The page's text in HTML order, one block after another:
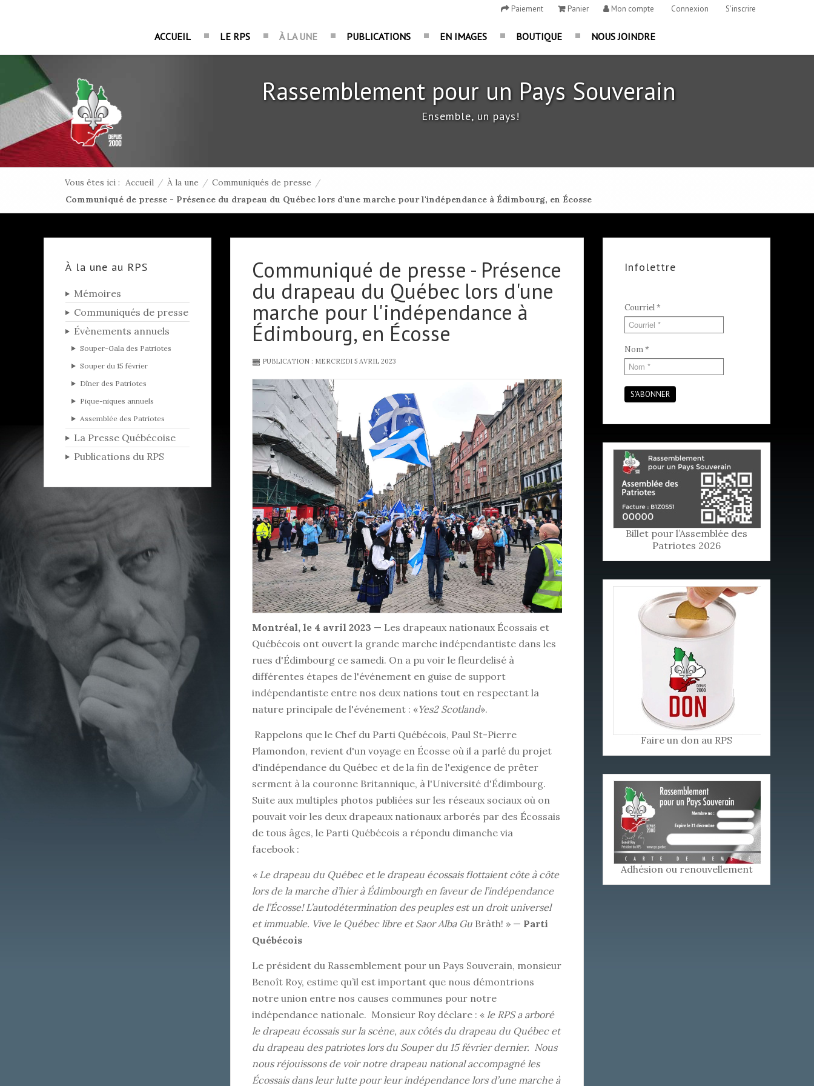
Paiement Panier Mon compte Connexion S'inscrire
ACCUEIL LE RPS À LA UNE PUBLICATIONS EN IMAGES BOUTIQUE NOUS JOINDRE
Rassemblement pour un Pays Souverain
Ensemble, un pays!
Vous êtes ici : Accueil / À la une / Communiqués de presse /
Communiqué de presse - Présence du drapeau du Québec lors d'une marche pour l'indépendance à Édimbourg, en Écosse
À la une au RPS
Mémoires
Communiqués de presse
Évènements annuels
Souper-Gala des Patriotes
Souper du 15 février
Dîner des Patriotes
Pique-niques annuels
Assemblée des Patriotes
La Presse Québécoise
Publications du RPS
Communiqué de presse - Présence
du drapeau du Québec lors d'une
marche pour l'indépendance à
Édimbourg, en Écosse
PUBLICATION : MERCREDI 5 AVRIL 2023
Montréal, le 4 avril 2023 — Les drapeaux nationaux Écossais et
Québécois ont ouvert la grande marche indépendantiste dans les
rues d'Édimbourg ce samedi. On a pu voir le fleurdelisé à
différentes étapes de l'événement en guise de support
indépendantiste entre nos deux nations tout en respectant la
nature principale de l'événement : «Yes2 Scotland».
Rappelons que le Chef du Parti Québécois, Paul St-Pierre
Plamondon, revient d'un voyage en Écosse où il a parlé du projet
d'indépendance du Québec et de la fin de l'exigence de prêter
serment à la couronne Britannique, à l'Université d'Édimbourg.
Suite aux multiples photos publiées sur les réseaux sociaux où on
pouvait voir les deux drapeaux nationaux arborés par des Écossais
de tous âges, le Parti Québécois a répondu dimanche via
facebook :
« Le drapeau du Québec et le drapeau écossais flottaient côte à côte
lors de la marche d’hier à Édimbourgh en faveur de l’indépendance
de l’Écosse! L’autodétermination des peuples est un droit universel
et immuable. Vive le Québec libre et Saor Alba GuBràth! » — Parti
Québécois
Le président du Rassemblement pour un Pays Souverain, monsieur
Benoît Roy, estime qu’il est important que nous démontrions
notre union entre nos causes communes pour notre
indépendance nationale. Monsieur Roy déclare : « le RPS a arboré
le drapeau écossais sur la scène, aux côtés du drapeau du Québec et
du drapeau des patriotes lors du Souper du 15 février dernier. Nous
nous réjouissons de voir notre drapeau national accompagné les
Écossais dans leur lutte pour leur indépendance lors d’une marche à
Infolettre
Courriel*
Nom*
S'ABONNER
Billet pour l’Assemblée des
Patriotes 2026
Faire un don au RPS
Adhésion ou renouvellement